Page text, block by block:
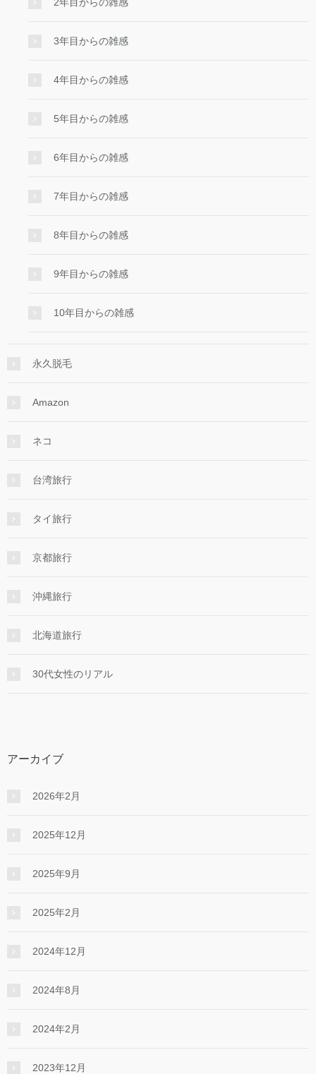
3年目からの雑感
4年目からの雑感
5年目からの雑感
6年目からの雑感
7年目からの雑感
8年目からの雑感
9年目からの雑感
10年目からの雑感
永久脱毛
Amazon
ネコ
台湾旅行
タイ旅行
京都旅行
沖縄旅行
北海道旅行
30代女性のリアル
アーカイブ
2026年2月
2025年12月
2025年9月
2025年2月
2024年12月
2024年8月
2024年2月
2023年12月